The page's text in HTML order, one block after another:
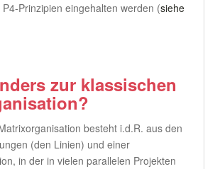
Prinzipien eingehalten werden (siehe
zur klassischen
besteht i.d.R. aus den
(den Linien) und einer
in der in vielen parallelen Projekten